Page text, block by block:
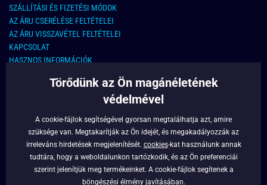
SZÁLLÍTÁSI ÉS FIZETÉSI MÓDOK
AZ ÁRU CSERÉLÉSE FELTÉTELEI
AZ ÁRU VISSZAVÉTEL FELTÉTELEI
KAPCSOLAT
HASZNOS INFORMÁCIÓK
KAPCSOLAT
info@legyferfi.hu
FONTOS INFORMÁCIÓK
RÓLUNK
Törődünk az Ön magánéletének
védelmével
A cookie-fájlok segítségével gyorsan megtalálhatja azt, amire
szüksége van. Megtakarítják az Ön idejét, és megakadályozzák az
irreleváns hirdetések megjelenítését. cookies-kat használunk annak
tudtára, hogy a weboldalunkon tartózkodik, és az Ön preferenciái
szerint jelenítjük meg termékeinket. A cookie-fájlok segítenek a
böngészési élmény javításában.